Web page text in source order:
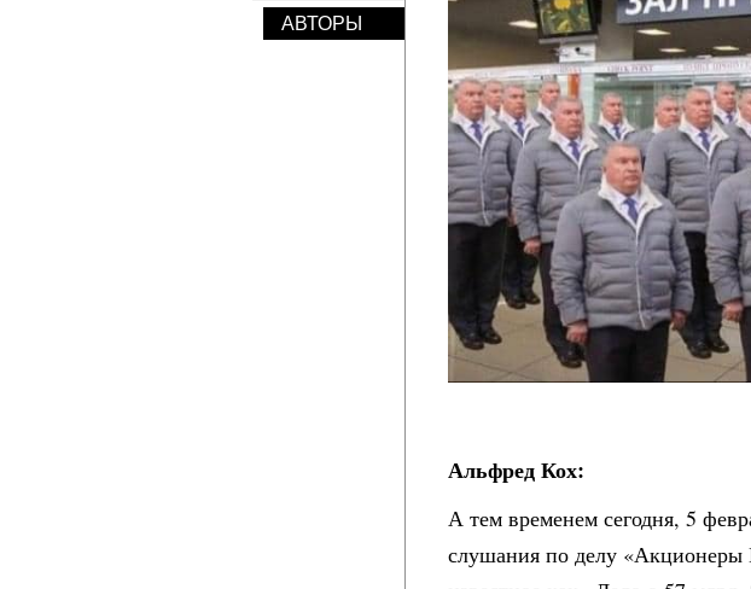
АВТОРЫ
Альфред Кох:
А тем временем сегодня, 5
слушания по делу